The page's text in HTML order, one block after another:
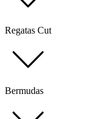
Regatas Cut
Bermudas